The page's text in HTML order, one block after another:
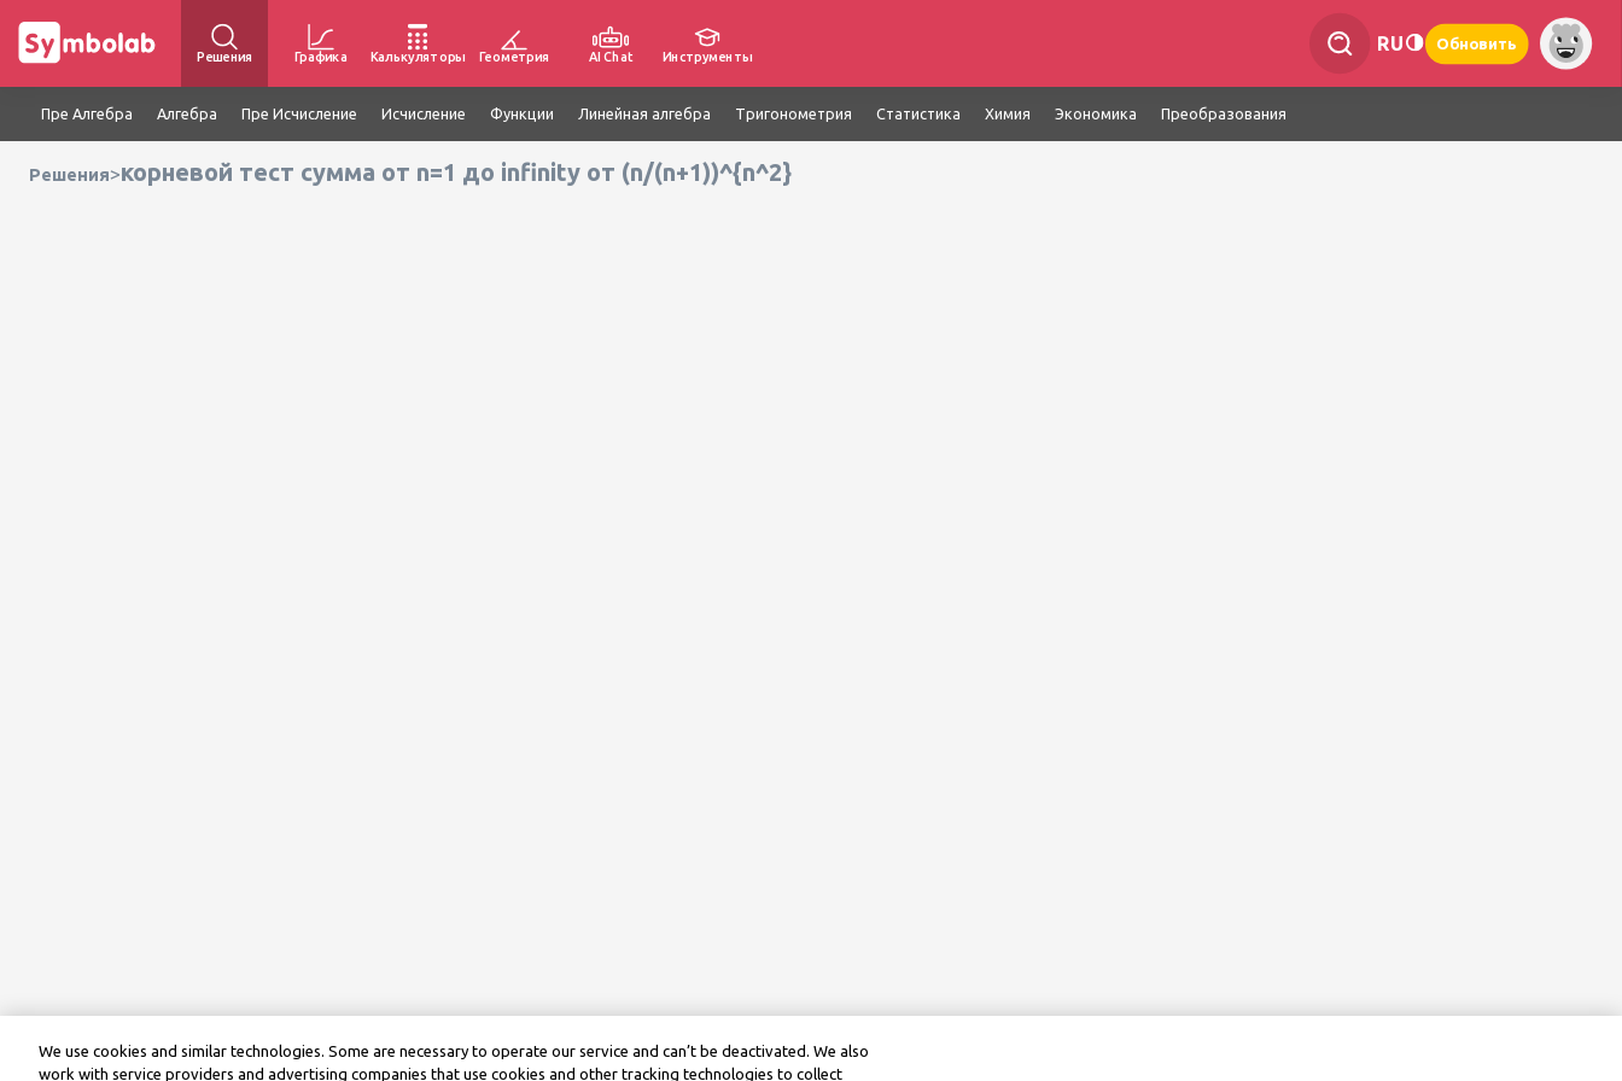
Решения Графика Калькуляторы Геометрия AI Chat Инструменты
RU Обновить
Пре Алгебра Алгебра Пре Исчисление Исчисление Функции Линейная алгебра Тригонометрия Статистика Химия Экономика Преобразования
Решения>корневой тест сумма от n=1 до infinity от (n/(n+1))^{n^2}
We use cookies and similar technologies. Some are necessary to operate our service and can’t be deactivated. We also
work with service providers and advertising companies that use cookies and other tracking technologies to collect